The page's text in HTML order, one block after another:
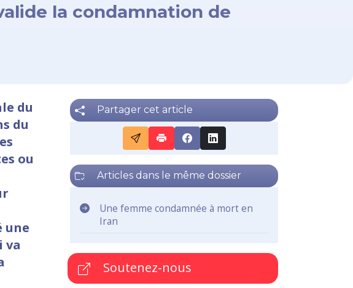
la condamnation de
du
du
ou
une
va
Partager cet article
Articles dans le même dossier
Une femme condamnée à mort en
Iran
Soutenez-nous